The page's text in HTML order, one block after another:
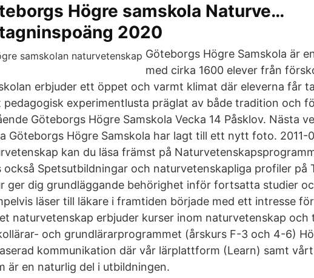
Högre samskola Naturve…
2020
Göteborgs Högre Samskola är
med cirka 1600 elever från
erbjuder ett öppet och varmt klimat där eleverna får
pedagogisk experimentlusta präglat av både tradition och
Göteborgs Högre Samskola Vecka 14 Påsklov. Nästa
Göteborgs Högre Samskola har lagt till ett nytt foto. 2011-
kan du läsa främst på
också Spetsutbildningar och naturvetenskapliga profiler på
ger dig grundläggande behörighet inför fortsatta studier
läser till läkare i framtiden började med ett intresse
naturvetenskap erbjuder kurser inom naturvetenskap och
och grundlärarprogrammet (årskurs F-3 och 4-6)
kommunikation där vår lärplattform (Learn) samt
är en naturlig del i utbildningen.